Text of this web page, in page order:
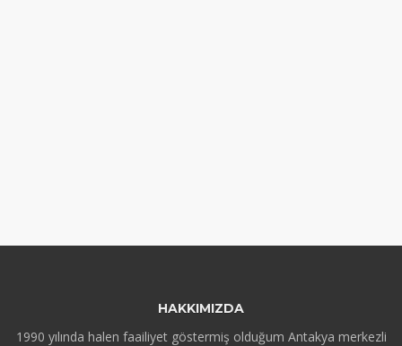
HAKKIMIZDA
1990 yılında halen faailiyet göstermiş olduğum Antakya merkezli